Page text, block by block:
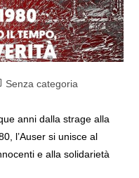
Senza categoria
anni dalla strage alla
l’Auser si unisce al
e alla solidarietà